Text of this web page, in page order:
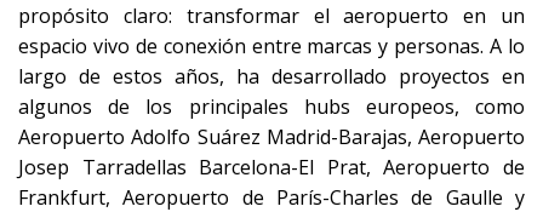
propósito claro: transformar el aeropuerto en un
espacio vivo de conexión entre marcas y personas. A lo
largo de estos años, ha desarrollado proyectos en
algunos de los principales hubs europeos, como
Aeropuerto Adolfo Suárez Madrid-Barajas, Aeropuerto
Josep Tarradellas Barcelona-El Prat, Aeropuerto de
Frankfurt, Aeropuerto de París-Charles de Gaulle y